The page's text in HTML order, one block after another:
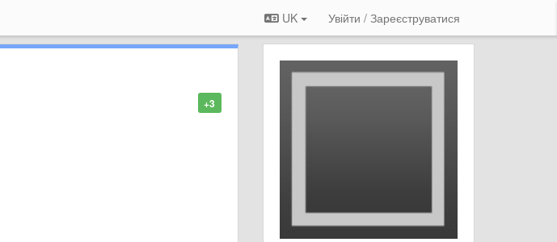
UK Увійти / Зареєструватися
+3